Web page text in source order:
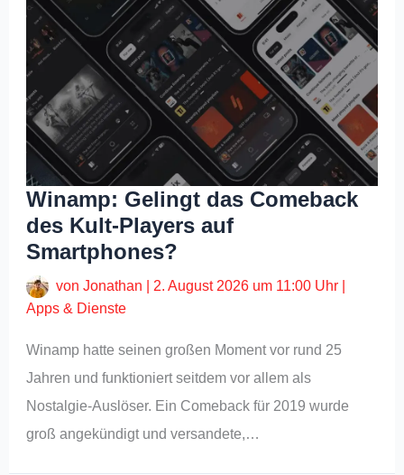
Winamp: Gelingt das Comeback
des Kult-Players auf
Smartphones?
vonJonathan 2. August 2026 um 11:00 Uhr
Apps & Dienste
Winamp hatte seinen großen Moment vor rund 25
Jahren und funktioniert seitdem vor allem als
Nostalgie-Auslöser. Ein Comeback für 2019 wurde
groß angekündigt und versandete,…